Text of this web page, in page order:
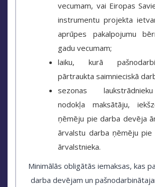
vecumam, vai Eiropas
instrumentu projekta
aprūpes pakalpojumu
gadu vecumam;
laiku, kurā
pārtraukta saimnieciskā
sezonas
nodokļa maksātāju,
ņēmēju pie darba devēja
ārvalstu darba ņēmēju pie
ārvalstnieka.
Minimālās obligātās iemaksas, kas
darba devējam un